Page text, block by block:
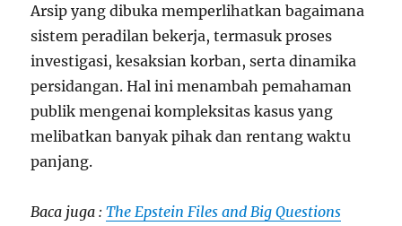
Arsip yang dibuka memperlihatkan bagaimana
sistem peradilan bekerja, termasuk proses
investigasi, kesaksian korban, serta dinamika
persidangan. Hal ini menambah pemahaman
publik mengenai kompleksitas kasus yang
melibatkan banyak pihak dan rentang waktu
panjang.
Baca juga : The Epstein Files and Big Questions